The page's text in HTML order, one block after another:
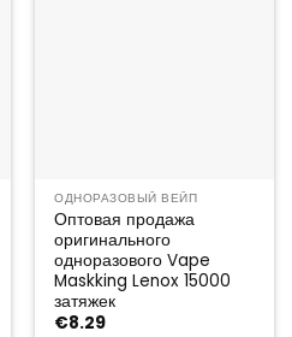
ОДНОРАЗОВЫЙ ВЕЙП
Оптовая продажа
оригинального
одноразового Vape
Maskking Lenox 15000
затяжек
€8.29